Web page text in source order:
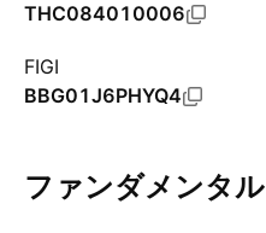
THC084010006
FIGI
BBG01J6PHYQ4
ファンダメンタル